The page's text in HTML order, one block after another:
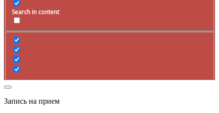
Search in content
Запись на прием